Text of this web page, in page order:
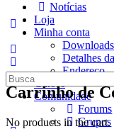
Notícias
Loja
Minha conta
Downloads
Detalhes
Endereço
Cursos
Comunidade
Forums
Grupos
Carrinho de
No products in the cart.
Procurar
por: